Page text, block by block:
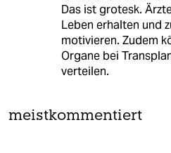
Das ist grotesk.
Leben erhalten und
motivieren. Zudem
Organe bei
verteilen.
meistkommentiert